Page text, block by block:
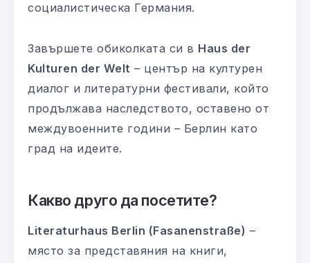
социалистическа Германия.
Завършете обиколката си в Haus der
Kulturen der Welt – център на културен
диалог и литературни фестивали, който
продължава наследството, оставено от
междувоенните години – Берлин като
град на идеите.
Какво друго да посетите?
Literaturhaus Berlin (Fasanenstraße) –
място за представяния на книги,